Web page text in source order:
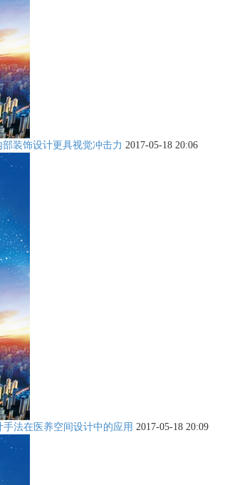
装饰设计更具视觉冲击力 2017-05-18 20:06
法在医养空间设计中的应用 2017-05-18 20:09